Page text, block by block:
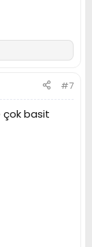
#7
çok basit